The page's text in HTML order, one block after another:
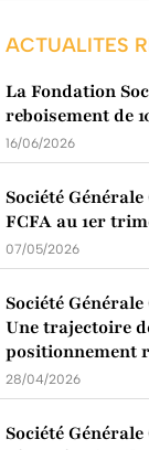
ACTUALITES
La Fondation
reboisement de
16/06/2026
Société
FCFA au 1er
07/05/2026
Société
Une trajectoire
positionnement
28/04/2026
Société